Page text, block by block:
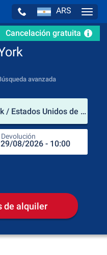
ARS
Cancelación gratuita
avanzada
Nueva York (Nueva York / Estados Unidos de América)
Devolución
de alquiler